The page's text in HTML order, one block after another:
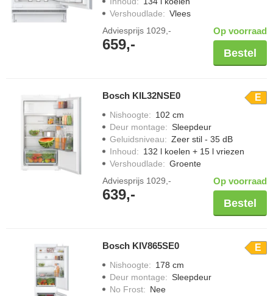
Vershoudlade: Vlees
Adviesprijs 1029,-
659,-
Op voorraad
Bestel
Bosch KIL32NSE0 E
Nishoogte: 102 cm
Deur montage: Sleepdeur
Geluidsniveau: Zeer stil - 35 dB
Inhoud: 132 l koelen + 15 l vriezen
Vershoudlade: Groente
Adviesprijs 1029,-
639,-
Op voorraad
Bestel
Bosch KIV865SE0 E
Nishoogte: 178 cm
Deur montage: Sleepdeur
No Frost: Nee